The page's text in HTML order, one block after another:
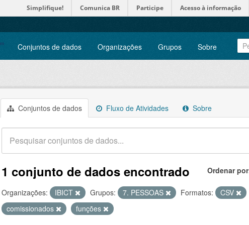
Simplifique! Comunica BR Participe Acesso à informação
Conjuntos de dados Organizações Grupos Sobre
Conjuntos de dados Fluxo de Atividades Sobre
Ordenar por
1 conjunto de dados encontrado
Organizações: IBICT Grupos: 7. PESSOAS Formatos: CSV
comissionados
funções